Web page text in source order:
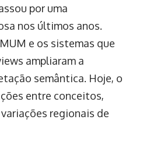
por uma
nos últimos anos.
e os sistemas que
ampliaram a
semântica. Hoje, o
entre conceitos,
regionais de